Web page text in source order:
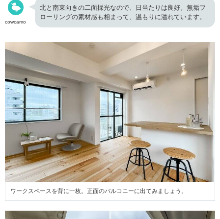
cowcamo
北と南東向きの二面採光なので、日当たりは良好。無垢フ
ローリングの素材感も相まって、温もりに溢れています。
ワークスペースを背に一枚。正面のバルコニーに出てみましょう。